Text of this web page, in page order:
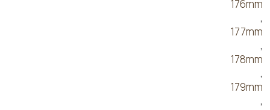
176mm
,
177mm
,
178mm
,
179mm
,